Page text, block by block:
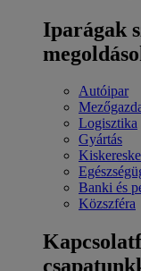
Iparágak
Autóipar
Logisztika
Gyártás
Banki és
Közszféra